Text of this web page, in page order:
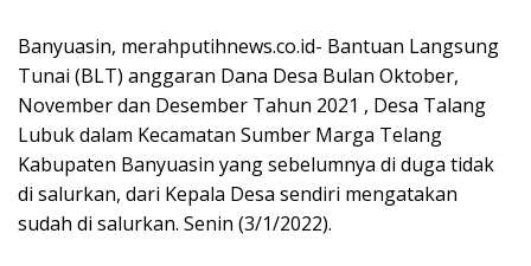
Banyuasin, merahputihnews.co.id- Bantuan Langsung
Tunai (BLT) anggaran Dana Desa Bulan Oktober,
November dan Desember Tahun 2021 , Desa Talang
Lubuk dalam Kecamatan Sumber Marga Telang
Kabupaten Banyuasin yang sebelumnya di duga tidak
di salurkan, dari Kepala Desa sendiri mengatakan
sudah di salurkan. Senin (3/1/2022).